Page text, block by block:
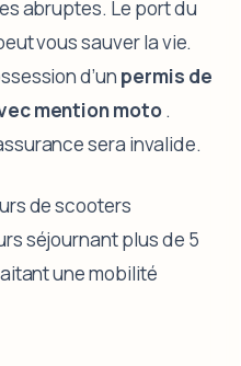
abruptes. Le port du
vous sauver la vie.
d’un permis de
mention moto.
sera invalide.
de scooters
séjournant plus de 5
une mobilité